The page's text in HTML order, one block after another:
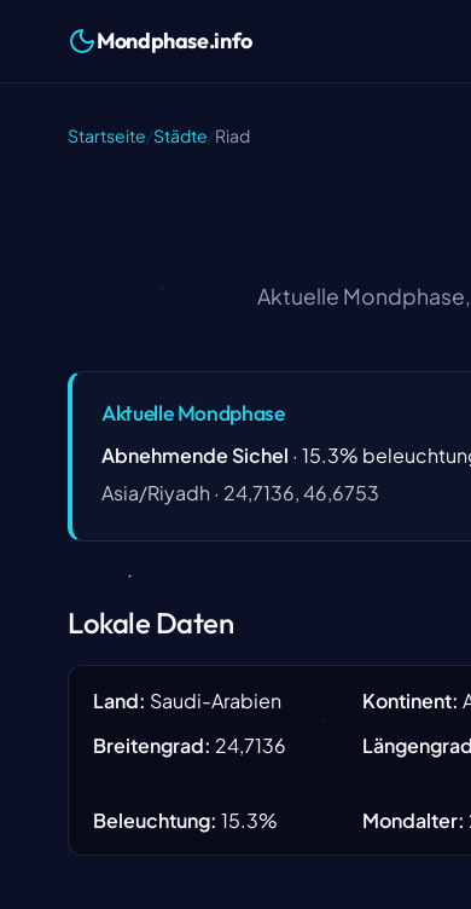
Mondphase.info
Startseite Städte Riad
Aktuelle
Aktuelle Mondphase
Abnehmende Sichel · 15.3%
Asia/Riyadh · 24,7136, 46,6753
Lokale Daten
Land: Saudi-Arabien Kontinent:
Breitengrad: 24,7136 Längengrad
Beleuchtung: 15.3% Mondalter: